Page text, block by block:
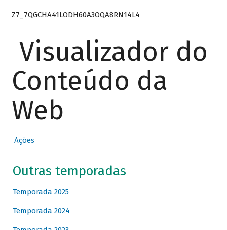
Z7_7QGCHA41LODH60A3OQA8RN14L4
Visualizador do
Conteúdo da
Web
Ações
Outras temporadas
Temporada 2025
Temporada 2024